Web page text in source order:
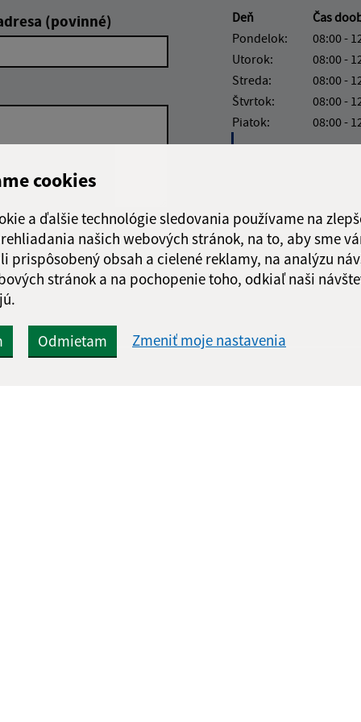
cookies
a ďalšie technológie sledovania používame na
našich webových stránok, na to, aby sme
prispôsobený obsah a cielené reklamy, na analýzu
stránok a na pochopenie toho, odkiaľ naši
Odmietam Zmeniť moje nastavenia
(povinné)
Google reCaptcha Response
Odoslať
správu
Deň Čas
Pondelok:
08:00 -
Utorok:
08:00 -
Streda:
08:00 -
Štvrtok:
08:00 -
Piatok:
08:00 -